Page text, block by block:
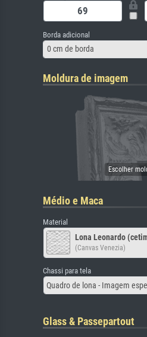
Borda adicional
0 cm de borda
Moldura de imagem
Médio e Maca
Material
Lona Leonardo
(Canvas Venezia)
Chassi para tela
Quadro de lona - Imagem
Glass & Passepartout